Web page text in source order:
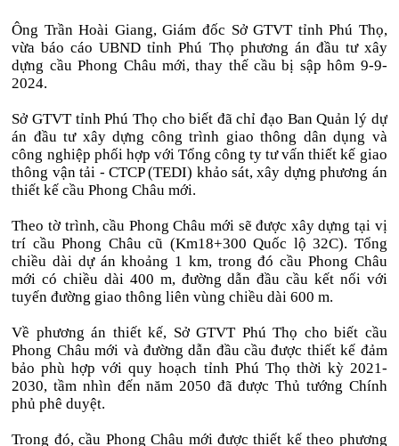
Ông Trần Hoài Giang, Giám đốc Sở GTVT tỉnh Phú Thọ,
vừa báo cáo UBND tỉnh Phú Thọ phương án đầu tư xây
dựng cầu Phong Châu mới, thay thế cầu bị sập hôm 9-9-
2024.
Sở GTVT tỉnh Phú Thọ cho biết đã chỉ đạo Ban Quản lý dự
án đầu tư xây dựng công trình giao thông dân dụng và
công nghiệp phối hợp với Tổng công ty tư vấn thiết kế giao
thông vận tải - CTCP (TEDI) khảo sát, xây dựng phương án
thiết kế cầu Phong Châu mới.
Theo tờ trình, cầu Phong Châu mới sẽ được xây dựng tại vị
trí cầu Phong Châu cũ (Km18+300 Quốc lộ 32C). Tổng
chiều dài dự án khoảng 1 km, trong đó cầu Phong Châu
mới có chiều dài 400 m, đường dẫn đầu cầu kết nối với
tuyến đường giao thông liên vùng chiều dài 600 m.
Về phương án thiết kế, Sở GTVT Phú Thọ cho biết cầu
Phong Châu mới và đường dẫn đầu cầu được thiết kế đảm
bảo phù hợp với quy hoạch tỉnh Phú Thọ thời kỳ 2021-
2030, tầm nhìn đến năm 2050 đã được Thủ tướng Chính
phủ phê duyệt.
Trong đó, cầu Phong Châu mới được thiết kế theo phương